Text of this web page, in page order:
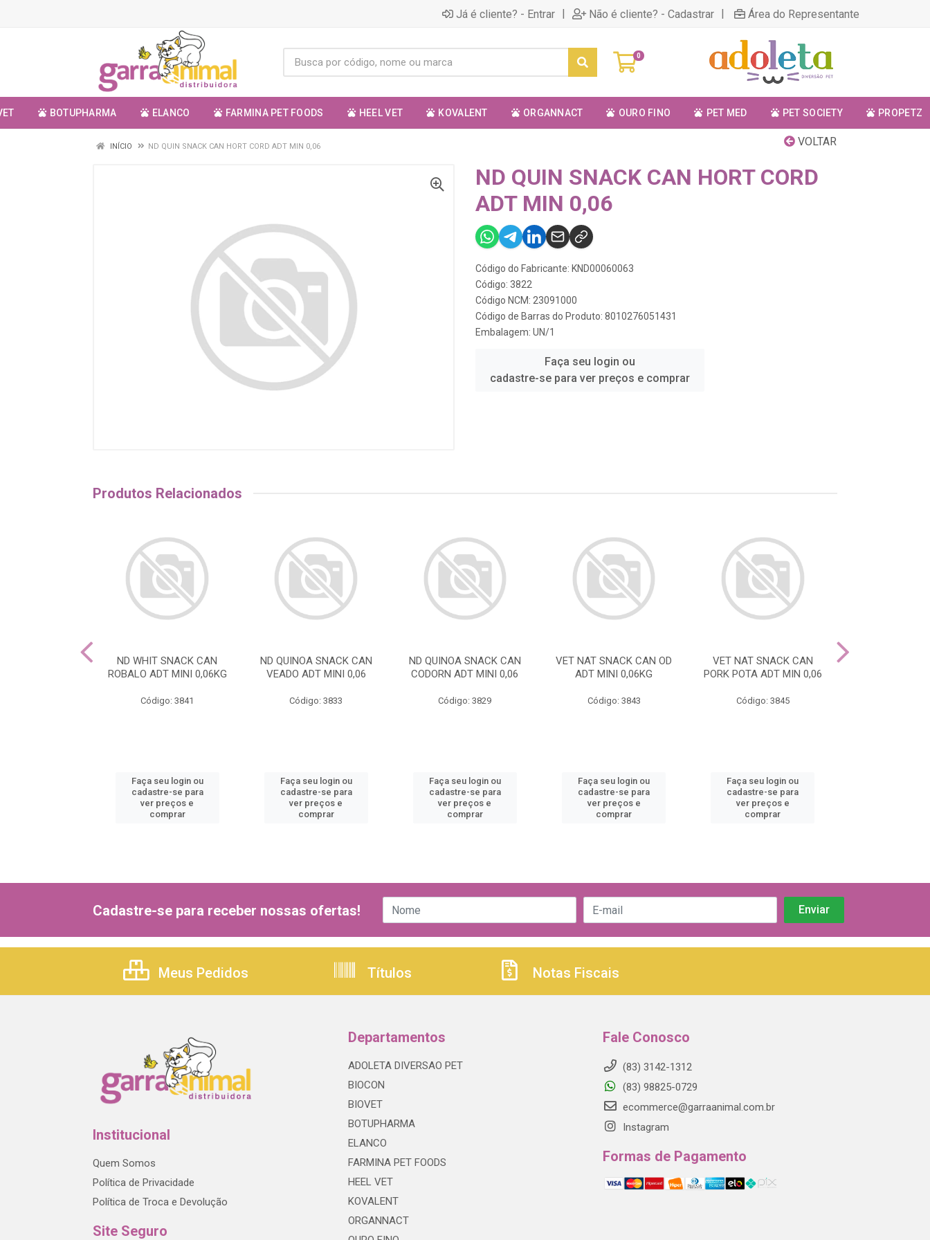
Já é cliente? - Entrar | Não é cliente? - Cadastrar | Área do Representante
0
BOTUPHARMA ELANCO FARMINA PET FOODS HEEL VET KOVALENT ORGANNACT OURO FINO PET MED PET SOCIETY PROPETZ
VOLTAR
INÍCIO ND QUIN SNACK CAN HORT CORD ADT MIN 0,06
ND QUIN SNACK CAN HORT CORD
ADT MIN 0,06
Código do Fabricante: KND00060063
Código: 3822
Código NCM: 23091000
Código de Barras do Produto: 8010276051431
Embalagem: UN/1
Faça seu login ou
cadastre-se para ver preços e comprar
Produtos Relacionados
ND WHIT SNACK CAN
ROBALO ADT MINI 0,06KG
Código: 3841
Faça seu login ou
cadastre-se para
ver preços e
comprar
ND QUINOA SNACK CAN
VEADO ADT MINI 0,06
Código: 3833
Faça seu login ou
cadastre-se para
ver preços e
comprar
ND QUINOA SNACK CAN
CODORN ADT MINI 0,06
Código: 3829
Faça seu login ou
cadastre-se para
ver preços e
comprar
VET NAT SNACK CAN OD
ADT MINI 0,06KG
Código: 3843
Faça seu login ou
cadastre-se para
ver preços e
comprar
VET NAT SNACK CAN
PORK POTA ADT MIN 0,06
Código: 3845
Faça seu login ou
cadastre-se para
ver preços e
comprar
Cadastre-se para receber nossas ofertas!
Meus Pedidos Títulos Notas Fiscais
Institucional
Quem Somos
Política de Privacidade
Política de Troca e Devolução
Site Seguro
Departamentos
ADOLETA DIVERSAO PET
BIOCON
BIOVET
BOTUPHARMA
ELANCO
FARMINA PET FOODS
HEEL VET
KOVALENT
ORGANNACT
Fale Conosco
(83) 3142-1312
(83) 98825-0729
ecommerce@garraanimal.com.br
Instagram
Formas de Pagamento